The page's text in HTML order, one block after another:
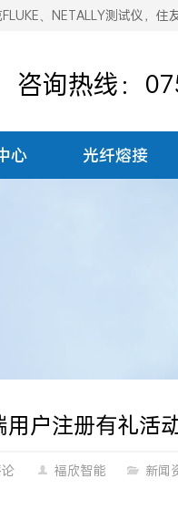
、NETALLY测试仪，住
咨询热线：
心 光纤熔接
户注册有礼活
福欣智能 新闻